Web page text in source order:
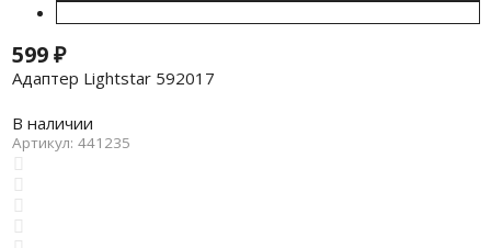
599₽
Адаптер Lightstar 592017
В наличии
Артикул: 441235